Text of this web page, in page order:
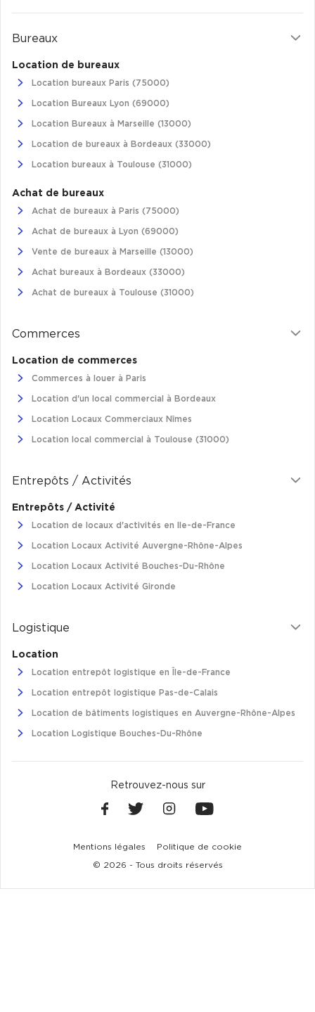
Bureaux
Location de bureaux
Location bureaux Paris (75000)
Location Bureaux Lyon (69000)
Location Bureaux à Marseille (13000)
Location de bureaux à Bordeaux (33000)
Location bureaux à Toulouse (31000)
Achat de bureaux
Achat de bureaux à Paris (75000)
Achat de bureaux à Lyon (69000)
Vente de bureaux à Marseille (13000)
Achat bureaux à Bordeaux (33000)
Achat de bureaux à Toulouse (31000)
Commerces
Location de commerces
Commerces à louer à Paris
Location d'un local commercial à Bordeaux
Location Locaux Commerciaux Nîmes
Location local commercial à Toulouse (31000)
Entrepôts / Activités
Entrepôts / Activité
Location de locaux d'activités en Ile-de-France
Location Locaux Activité Auvergne-Rhône-Alpes
Location Locaux Activité Bouches-Du-Rhône
Location Locaux Activité Gironde
Logistique
Location
Location entrepôt logistique en Île-de-France
Location entrepôt logistique Pas-de-Calais
Location de bâtiments logistiques en Auvergne-Rhône-Alpes
Location Logistique Bouches-Du-Rhône
Retrouvez-nous sur
facebooktwitter instagramyoutube
Mentions légales Politique de cookie
© 2026 - Tous droits réservés